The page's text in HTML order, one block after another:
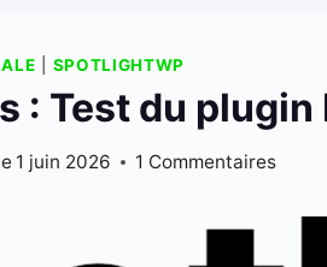
SPOTLIGHTWP
: Test du
1 juin 2026 1 Commentaires